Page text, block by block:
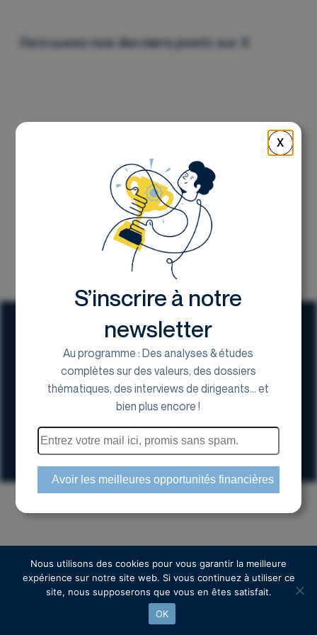
17 Avenue George V, 75008 Paris
Espace actionnaire
Copyright © 2024 Euroland Corporate
Retrouvez nos derniers posts sur X
X
S’inscrire à notre
newsletter
Au programme : Des analyses & études
complètes sur des valeurs, des dossiers
thématiques, des interviews de dirigeants... et
bien plus encore !
Nous utilisons des cookies pour vous garantir la meilleure
expérience sur notre site web. Si vous continuez à utiliser ce
site, nous supposerons que vous en êtes satisfait.
OK